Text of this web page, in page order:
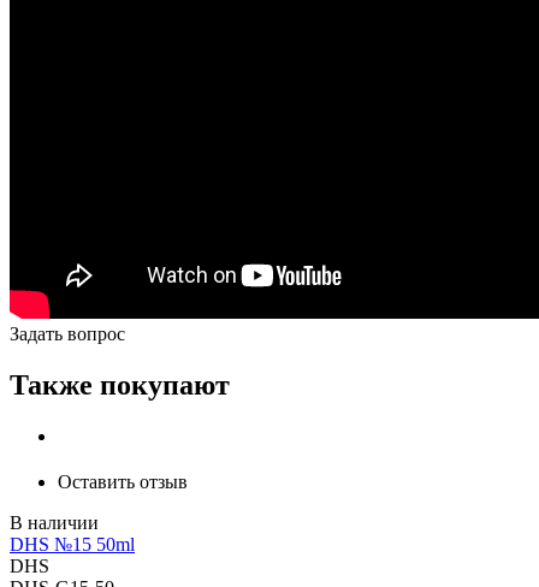
Задать вопрос
Также покупают
Оставить отзыв
DHS №15 50ml
DHS